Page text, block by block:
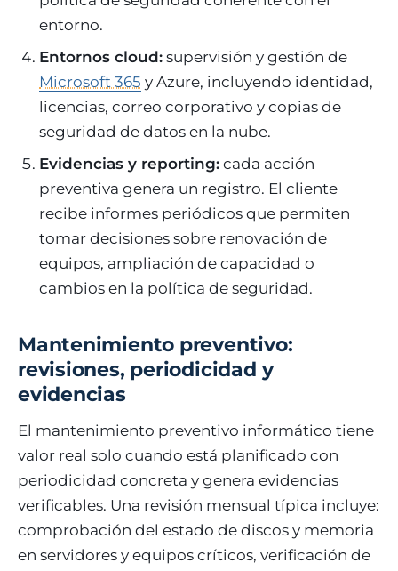
entorno.
Entornos cloud: supervisión y gestión de
Microsoft 365 y Azure, incluyendo identidad,
licencias, correo corporativo y copias de
seguridad de datos en la nube.
Evidencias y reporting: cada acción
preventiva genera un registro. El cliente
recibe informes periódicos que permiten
tomar decisiones sobre renovación de
equipos, ampliación de capacidad o
cambios en la política de seguridad.
Mantenimiento preventivo:
revisiones, periodicidad y
evidencias
El mantenimiento preventivo informático tiene
valor real solo cuando está planificado con
periodicidad concreta y genera evidencias
verificables. Una revisión mensual típica incluye:
comprobación del estado de discos y memoria
en servidores y equipos críticos, verificación de